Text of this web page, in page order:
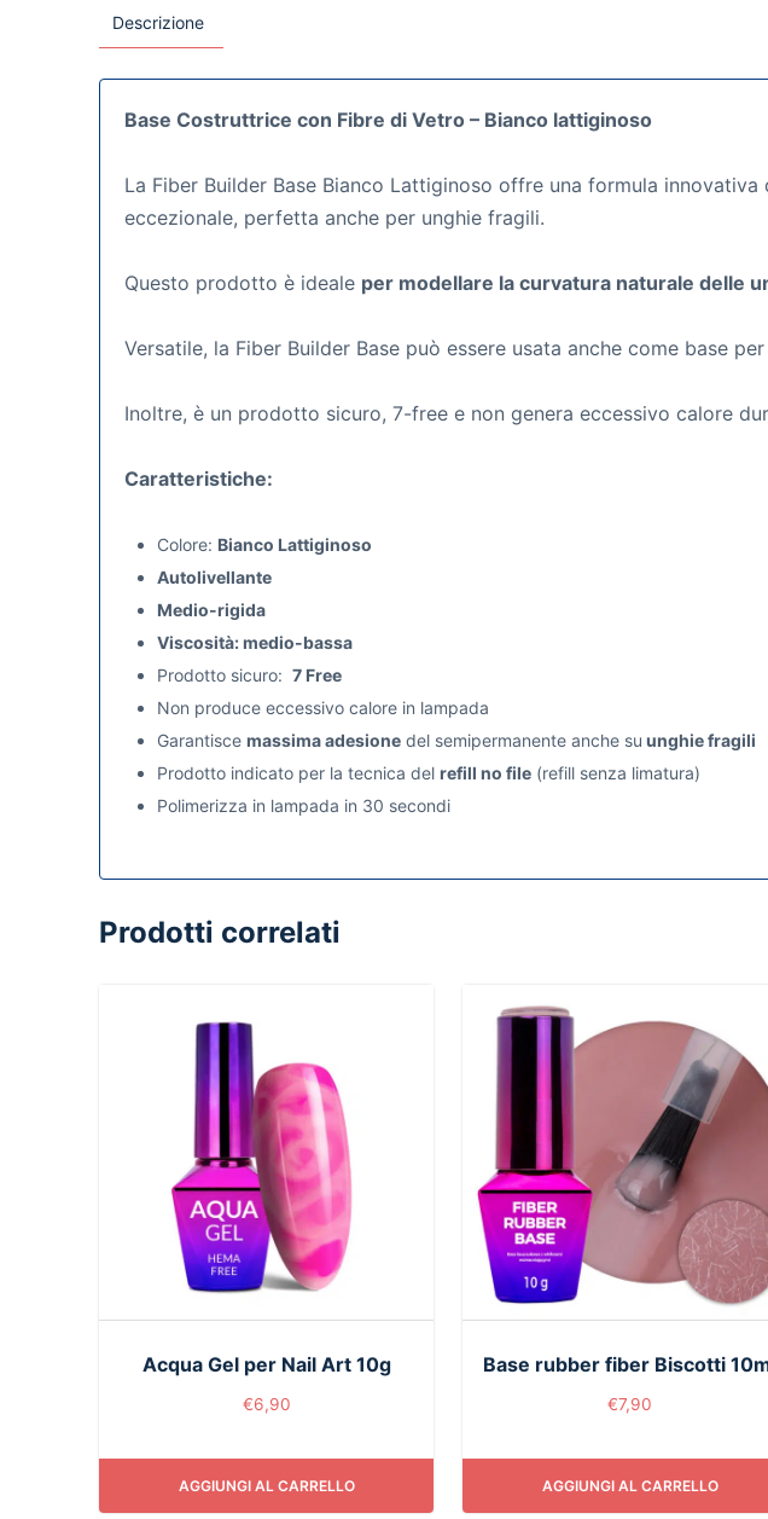
Descrizione
Base Costruttrice con Fibre di Vetro – Bianco lattiginoso
La Fiber Builder Base Bianco Lattiginoso offre una formula
eccezionale, perfetta anche per unghie fragili.
Questo prodotto è ideale per modellare la curvatura naturale delle
Versatile, la Fiber Builder Base può essere usata anche come base
Inoltre, è un prodotto sicuro, 7-free e non genera eccessivo calore
Caratteristiche:
Colore: Bianco Lattiginoso
Autolivellante
Medio-rigida
Viscosità: medio-bassa
Prodotto sicuro: 7 Free
Non produce eccessivo calore in lampada
Garantisce massima adesione del semipermanente anche su unghie fragili
Prodotto indicato per la tecnica del refill no file (refill senza limatura)
Polimerizza in lampada in 30 secondi
Prodotti correlati
Acqua Gel per Nail Art 10g
€6,90
AGGIUNGI AL CARRELLO
Base rubber fiber Biscotti
€7,90
AGGIUNGI AL CARRELLO